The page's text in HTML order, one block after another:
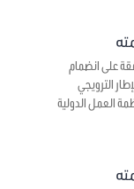
على انضمام
رقم 187 بشأن الإطار الترويجي
العمل الدولية